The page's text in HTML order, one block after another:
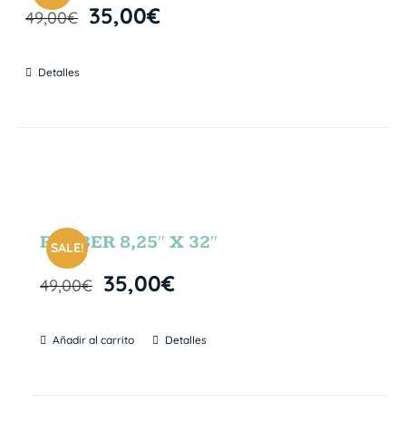
49,00€ 35,00€
Detalles
SALE!
RUBBER 8,25″ X 32″
49,00€ 35,00€
Añadir al carrito Detalles